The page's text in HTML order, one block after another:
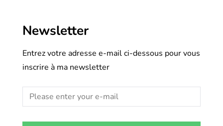
Newsletter
Entrez votre adresse e-mail ci-dessous pour vous
inscrire à ma newsletter